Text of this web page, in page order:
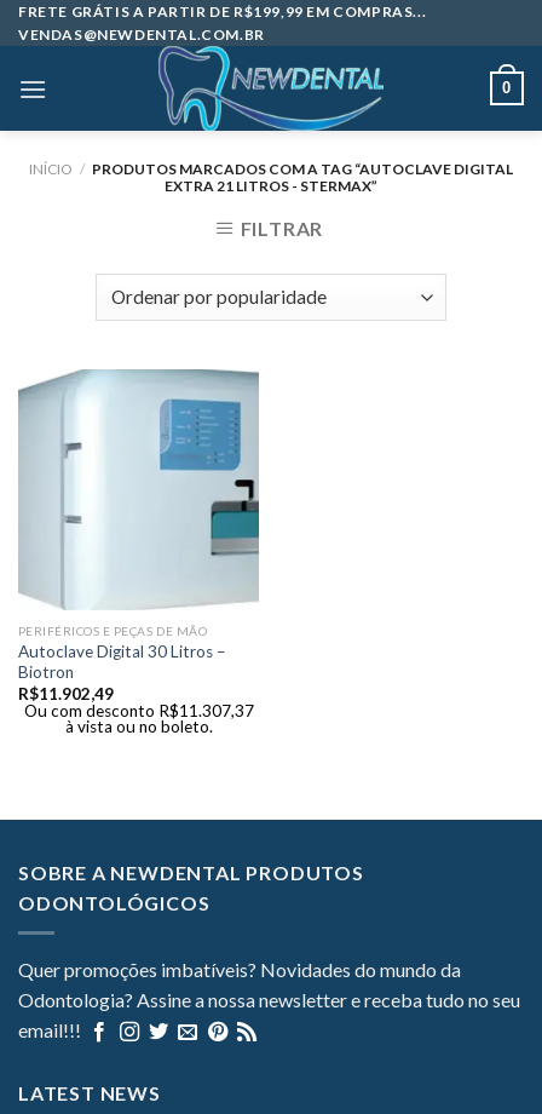
Skip
to
FRETE GRÁTIS A PARTIR DE R$199,99 EM COMPRAS...
VENDAS@NEWDENTAL.COM.BR
0
INÍCIO / PRODUTOS MARCADOS COM A TAG “AUTOCLAVE DIGITAL
EXTRA 21 LITROS - STERMAX”
FILTRAR
PERIFÉRICOS E PEÇAS DE MÃO
Autoclave Digital 30 Litros –
Biotron
R$11.902,49
Ou com desconto R$11.307,37
à vista ou no boleto.
SOBRE A NEWDENTAL PRODUTOS
ODONTOLÓGICOS
Quer promoções imbatíveis? Novidades do mundo da
Odontologia? Assine a nossa newsletter e receba tudo no seu
email!!!
LATEST NEWS